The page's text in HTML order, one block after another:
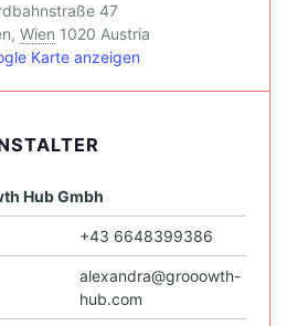
47
, Wien 1020 Austria
Karte anzeigen
Hub Gmbh
+43 6648399386
alexandra@grooowth-
hub.com